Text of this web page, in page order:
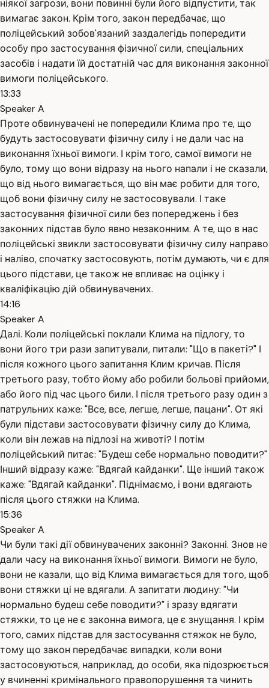
ніякої загрози, вони повинні були його відпустити, так
вимагає закон. Крім того, закон передбачає, що
поліцейський зобов'язаний заздалегідь попередити
особу про застосування фізичної сили, спеціальних
засобів і надати їй достатній час для виконання законної
вимоги поліцейського.
13:33
Speaker A
Проте обвинувачені не попередили Клима про те, що
будуть застосовувати фізичну силу і не дали час на
виконання їхньої вимоги. І крім того, самої вимоги не
було, тому що вони відразу на нього напали і не сказали,
що від нього вимагається, що він має робити для того,
щоб вони фізичну силу не застосовували. І таке
застосування фізичної сили без попереджень і без
законних підстав було явно незаконним. А те, що в нас
поліцейські звикли застосовувати фізичну силу направо
і наліво, спочатку застосовують, потім думають, чи є для
цього підстави, це також не впливає на оцінку і
кваліфікацію дій обвинувачених.
14:16
Speaker A
Далі. Коли поліцейські поклали Клима на підлогу, то
вони його три рази запитували, питали: "Що в пакеті?" І
після кожного цього запитання Клим кричав. Після
третього разу, тобто йому або робили больові прийоми,
або його під час цього били. І після третього разу один з
патрульних каже: "Все, все, легше, легше, пацани". От які
були підстави застосовувати фізичну силу до Клима,
коли він лежав на підлозі на животі? І потім
поліцейський питає: "Будеш себе нормально поводити?"
Інший відразу каже: "Вдягай кайданки". Ще інший також
каже: "Вдягай кайданки". Піднімаємо, і вони вдягають
після цього стяжки на Клима.
15:36
Speaker A
Чи були такі дії обвинувачених законні? Законні. Знов не
дали часу на виконання їхньої вимоги. Вимоги не було,
вони не казали, що від Клима вимагається для того, щоб
вони стяжки ці не вдягали. А запитати людину: "Чи
нормально будеш себе поводити?" і зразу вдягати
стяжки, то це не є законна вимога, це є знущання. І крім
того, самих підстав для застосування стяжок не було,
тому що закон передбачає випадки, коли вони
застосовуються, наприклад, до особи, яка підозрюється
у вчиненні кримінального правопорушення та чинить